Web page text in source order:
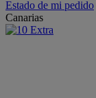
Estado de mi pedido
Canarias